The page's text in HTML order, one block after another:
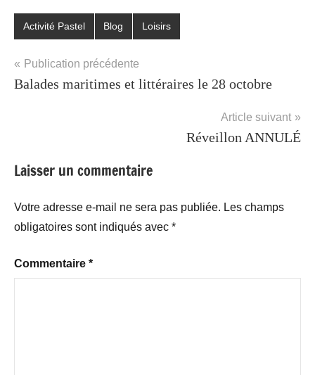
Loisir
créatifs,
Activité Pastel Blog Loisirs
Navigation
de
Publication précédente
Balades maritimes et littéraires le 28 octobre
Article suivant
Réveillon ANNULÉ
Laisser un commentaire
Votre adresse e-mail ne sera pas publiée. Les champs
obligatoires sont indiqués avec *
Commentaire *